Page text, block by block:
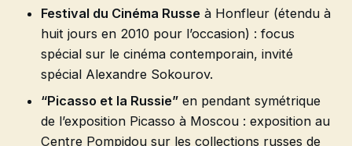
Festival du Cinéma Russe à Honfleur (étendu à
huit jours en 2010 pour l’occasion) : focus
spécial sur le cinéma contemporain, invité
spécial Alexandre Sokourov.
“Picasso et la Russie” en pendant symétrique
de l’exposition Picasso à Moscou : exposition au
Centre Pompidou sur les collections russes de